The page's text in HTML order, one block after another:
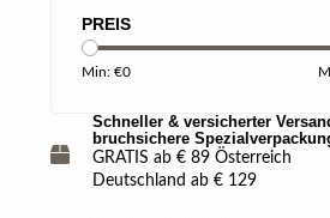
PREIS
Min: €0
Schneller & versicherter
bruchsichere
GRATIS ab € 89 Österreich
Deutschland ab € 129